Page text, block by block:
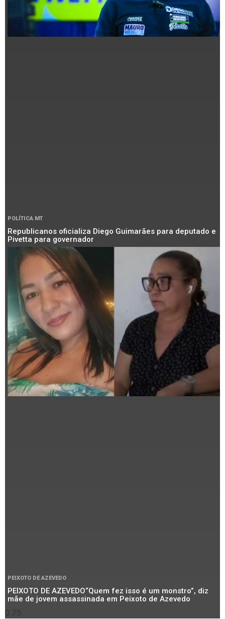
POLÍTICA MT
Republicanos oficializa Diego Guimarães para deputado e
Pivetta para governador
PEIXOTO DE AZEVEDO
PEIXOTO DE AZEVEDO“Quem fez isso é um monstro”, diz
mãe de jovem assassinada em Peixoto de Azevedo